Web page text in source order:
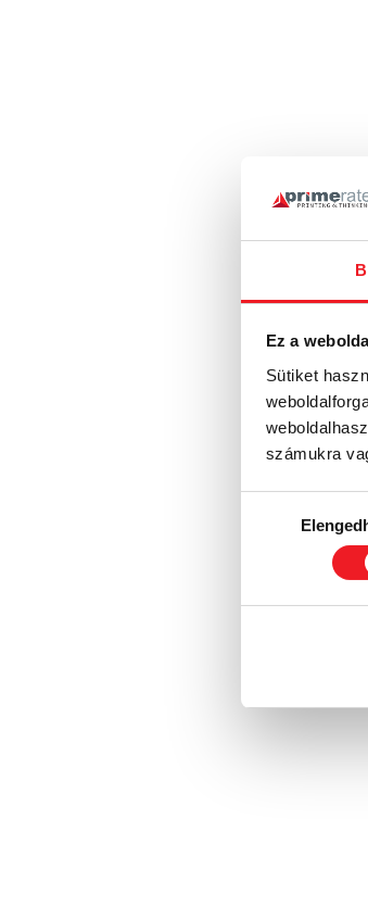
Ez a
Sütiket
számukra
kiválasztása